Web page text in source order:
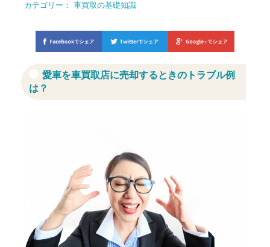
カテゴリー： 車買取の基礎知識
愛車を車買取店に売却するときのトラブル例
は？